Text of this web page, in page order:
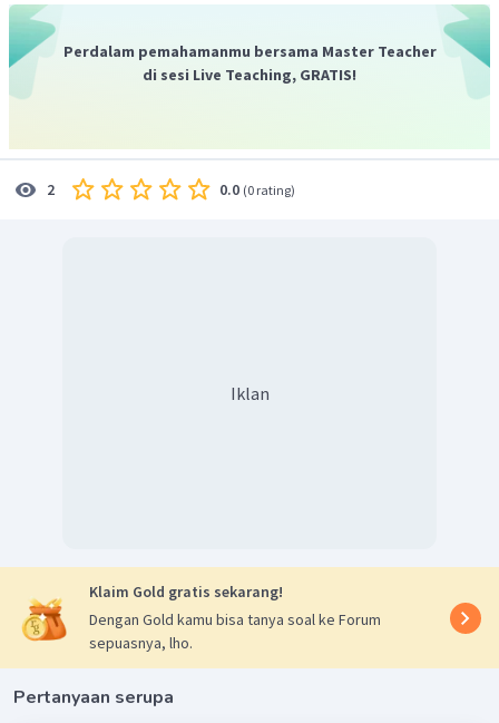
Jadi, massa molekul relatif dari molekul polipropilena
Perdalam pemahamanmu bersama Master Teacher
di sesi Live Teaching, GRATIS!
2 0.0 (0 rating)
Iklan
Klaim Gold gratis sekarang!
Dengan Gold kamu bisa tanya soal ke Forum
sepuasnya, lho.
Pertanyaan serupa